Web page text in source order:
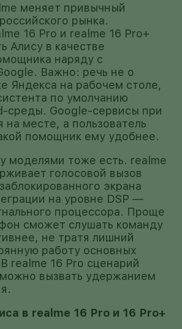
меняет привычный
рынка.
16 Pro и realme 16 Pro+
Алису в качестве
наряду с
Важно: речь не о
Яндекса на рабочем столе,
по умолчанию
среды. Google-сервисы при
на месте, а пользователь
помощник ему удобнее.
моделями тоже есть. realme
голосовой вызов
экрана
на уровне DSP —
процессора. Проще
сможет слушать команду
не тратя лишний
работу основных
realme 16 Pro сценарий
вызвать удержанием
в realme 16 Pro и 16 Pro+